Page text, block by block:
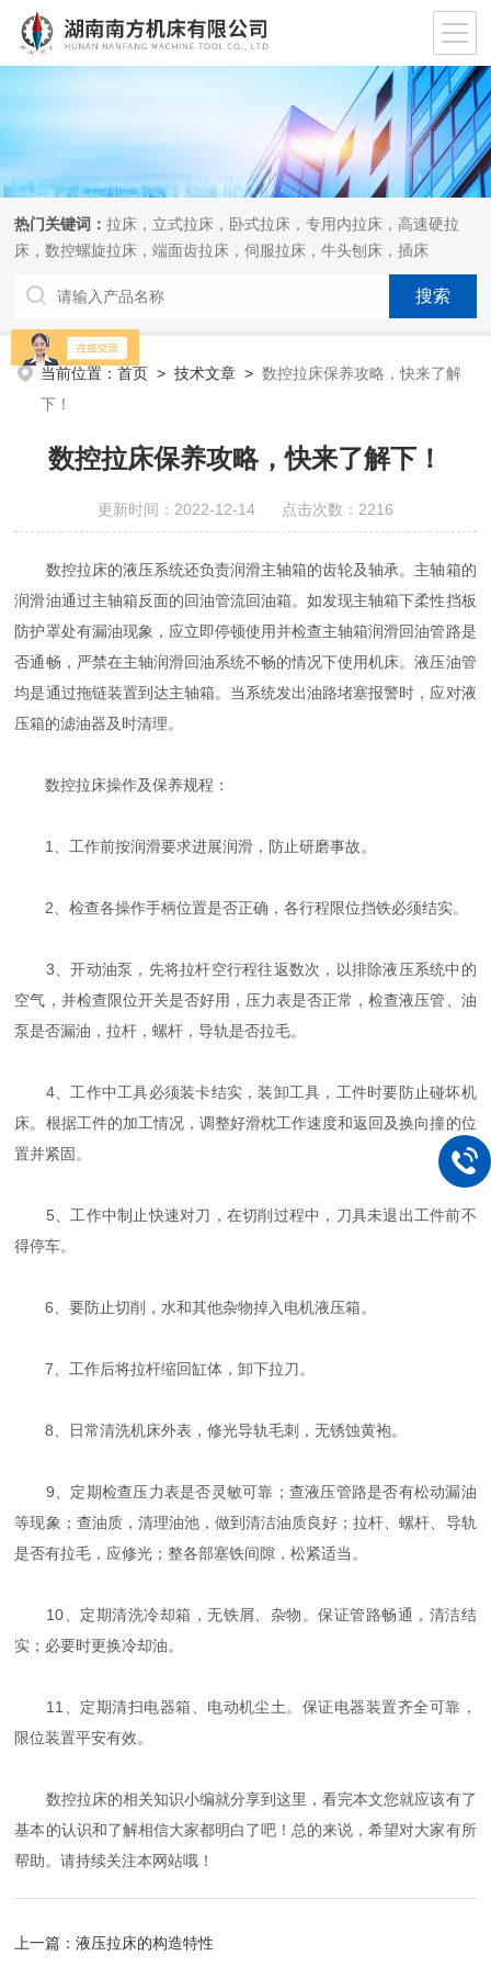
热门关键词：拉床，立式拉床，卧式拉床，专用内拉床，高速硬拉
床，数控螺旋拉床，端面齿拉床，伺服拉床，牛头刨床，插床
当前位置：首页 >技术文章 >数控拉床保养攻略，快来了解
下！
数控拉床保养攻略，快来了解下！
更新时间：2022-12-14 点击次数：2216
数控拉床的液压系统还负责润滑主轴箱的齿轮及轴承。主轴箱的
润滑油通过主轴箱反面的回油管流回油箱。如发现主轴箱下柔性挡板
防护罩处有漏油现象，应立即停顿使用并检查主轴箱润滑回油管路是
否通畅，严禁在主轴润滑回油系统不畅的情况下使用机床。液压油管
均是通过拖链装置到达主轴箱。当系统发出油路堵塞报警时，应对液
压箱的滤油器及时清理。
数控拉床操作及保养规程：
1、工作前按润滑要求进展润滑，防止研磨事故。
2、检查各操作手柄位置是否正确，各行程限位挡铁必须结实。
3、开动油泵，先将拉杆空行程往返数次，以排除液压系统中的
空气，并检查限位开关是否好用，压力表是否正常，检查液压管、油
泵是否漏油，拉杆，螺杆，导轨是否拉毛。
4、工作中工具必须装卡结实，装卸工具，工件时要防止碰坏机
床。根据工件的加工情况，调整好滑枕工作速度和返回及换向撞的位
置并紧固。
5、工作中制止快速对刀，在切削过程中，刀具未退出工件前不
得停车。
6、要防止切削，水和其他杂物掉入电机液压箱。
7、工作后将拉杆缩回缸体，卸下拉刀。
8、日常清洗机床外表，修光导轨毛刺，无锈蚀黄袍。
9、定期检查压力表是否灵敏可靠；查液压管路是否有松动漏油
等现象；查油质，清理油池，做到清洁油质良好；拉杆、螺杆、导轨
是否有拉毛，应修光；整各部塞铁间隙，松紧适当。
10、定期清洗冷却箱，无铁屑、杂物。保证管路畅通，清洁结
实；必要时更换冷却油。
11、定期清扫电器箱、电动机尘土。保证电器装置齐全可靠，
限位装置平安有效。
数控拉床的相关知识小编就分享到这里，看完本文您就应该有了
基本的认识和了解相信大家都明白了吧！总的来说，希望对大家有所
帮助。请持续关注本网站哦！
上一篇：液压拉床的构造特性